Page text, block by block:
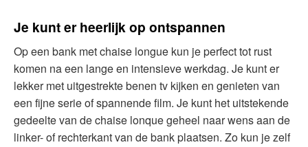
Je kunt er heerlijk op ontspannen
Op een bank met chaise longue kun je perfect tot rust
komen na een lange en intensieve werkdag. Je kunt er
lekker met uitgestrekte benen tv kijken en genieten van
een fijne serie of spannende film. Je kunt het uitstekende
gedeelte van de chaise lonque geheel naar wens aan de
linker- of rechterkant van de bank plaatsen. Zo kun je zelf